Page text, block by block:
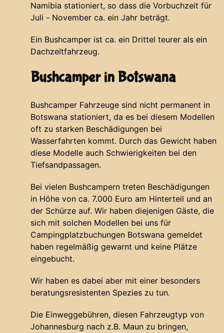
Namibia stationiert, so dass die Vorbuchzeit für
Juli - November ca. ein Jahr beträgt.
Ein Bushcamper ist ca. ein Drittel teurer als ein
Dachzeltfahrzeug.
Bushcamper in Botswana
Bushcamper Fahrzeuge sind nicht permanent in
Botswana stationiert, da es bei diesem Modellen
oft zu starken Beschädigungen bei
Wasserfahrten kommt. Durch das Gewicht haben
diese Modelle auch Schwierigkeiten bei den
Tiefsandpassagen.
Bei vielen Bushcampern treten Beschädigungen
in Höhe von ca. 7.000 Euro am Hinterteil und an
der Schürze auf. Wir haben diejenigen Gäste, die
sich mit solchen Modellen bei uns für
Campingplatzbuchungen Botswana gemeldet
haben regelmäßig gewarnt und keine Plätze
eingebucht.
Wir haben es dabei aber mit einer besonders
beratungsresistenten Spezies zu tun.
Die Einweggebühren, diesen Fahrzeugtyp von
Johannesburg nach z.B. Maun zu bringen,